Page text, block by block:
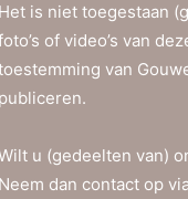
Het is niet toegestaan
of video’s van
van
publiceren.
u (gedeelten van)
Neem dan contact op